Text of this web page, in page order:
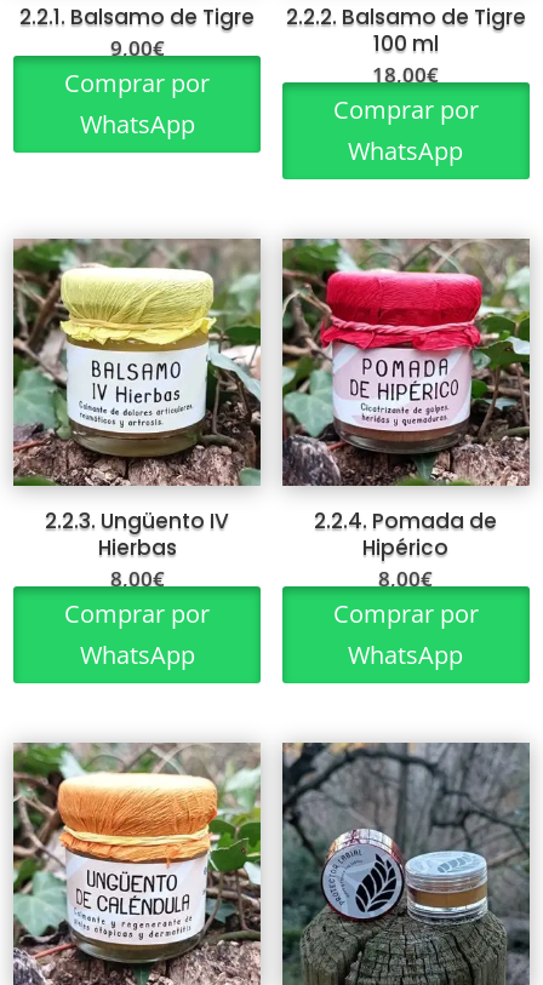
2.2.1. Balsamo de Tigre
9,00€
Comprar por
WhatsApp
2.2.2. Balsamo de Tigre
100 ml
18,00€
Comprar por
WhatsApp
2.2.3. Ungüento IV
Hierbas
8,00€
Comprar por
WhatsApp
2.2.4. Pomada de
Hipérico
8,00€
Comprar por
WhatsApp